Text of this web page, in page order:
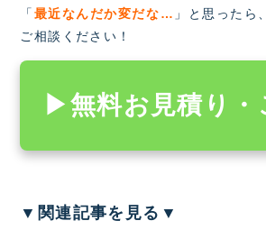
「 最近なんだか変だな… 」と思ったら
ご相談ください！
▶無料お見積り・
▼関連記事を見る▼